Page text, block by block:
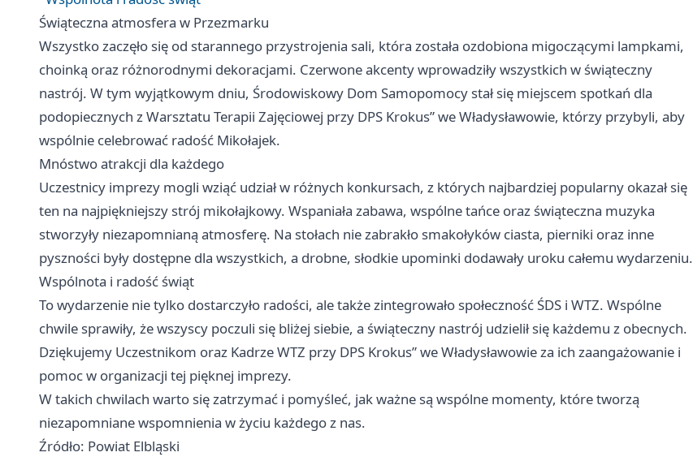
Świąteczna atmosfera w Przezmarku
Wszystko zaczęło się od starannego przystrojenia sali, która została ozdobiona migoczącymi lampkami,
choinką oraz różnorodnymi dekoracjami. Czerwone akcenty wprowadziły wszystkich w świąteczny
nastrój. W tym wyjątkowym dniu, Środowiskowy Dom Samopomocy stał się miejscem spotkań dla
podopiecznych z Warsztatu Terapii Zajęciowej przy DPS Krokus” we Władysławowie, którzy przybyli, aby
wspólnie celebrować radość Mikołajek.
Mnóstwo atrakcji dla każdego
Uczestnicy imprezy mogli wziąć udział w różnych konkursach, z których najbardziej popularny okazał się
ten na najpiękniejszy strój mikołajkowy. Wspaniała zabawa, wspólne tańce oraz świąteczna muzyka
stworzyły niezapomnianą atmosferę. Na stołach nie zabrakło smakołyków ciasta, pierniki oraz inne
pyszności były dostępne dla wszystkich, a drobne, słodkie upominki dodawały uroku całemu wydarzeniu.
Wspólnota i radość świąt
To wydarzenie nie tylko dostarczyło radości, ale także zintegrowało społeczność ŚDS i WTZ. Wspólne
chwile sprawiły, że wszyscy poczuli się bliżej siebie, a świąteczny nastrój udzielił się każdemu z obecnych.
Dziękujemy Uczestnikom oraz Kadrze WTZ przy DPS Krokus” we Władysławowie za ich zaangażowanie i
pomoc w organizacji tej pięknej imprezy.
W takich chwilach warto się zatrzymać i pomyśleć, jak ważne są wspólne momenty, które tworzą
niezapomniane wspomnienia w życiu każdego z nas.
Źródło: Powiat Elbląski